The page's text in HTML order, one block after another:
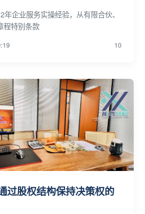
企业服务实操经验，从有限合伙、
程特别条款
10
过股权结构保持决策权的